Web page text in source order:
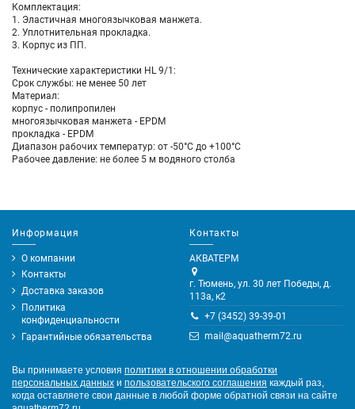
Комплектация:
1. Эластичная многоязычковая манжета.
2. Уплотнительная прокладка.
3. Корпус из ПП.
Технические характеристики HL 9/1:
Срок службы: не менее 50 лет
Материал:
корпус - полипропилен
многоязычковая манжета - EPDM
прокладка - EPDM
Диапазон рабочих температур: от -50°С до +100°С
Рабочее давление: не более 5 м водяного столба
Информация
О компании
Контакты
Доставка заказов
Политика
конфиденциальности
Гарантийные обязательства
Контакты
АКВАТЕРМ
г. Тюмень, ул. 30 лет Победы, д.
113а, к2
+7 (3452) 39-39-01
mail@aquatherm72.ru
Вы принимаете условия политики в отношении обработки
персональных данных и пользовательского соглашения каждый раз,
когда оставляете свои данные в любой форме обратной связи на сайте